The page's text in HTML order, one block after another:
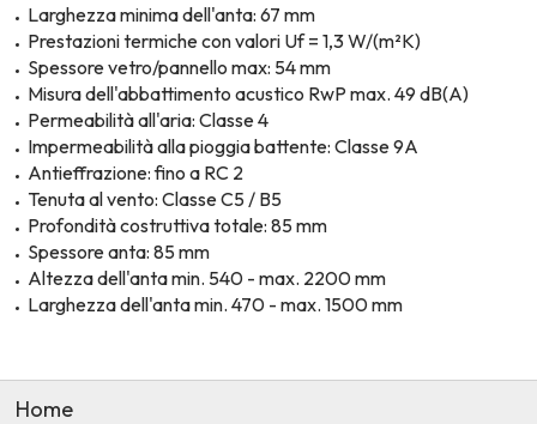
Larghezza minima dell'anta: 67 mm
Prestazioni termiche con valori Uf = 1,3 W/(m²K)
Spessore vetro/pannello max: 54 mm
Misura dell'abbattimento acustico RwP max. 49 dB(A)
Permeabilità all'aria: Classe 4
Impermeabilità alla pioggia battente: Classe 9A
Antieffrazione: fino a RC 2
Tenuta al vento: Classe C5 / B5
Profondità costruttiva totale: 85 mm
Spessore anta: 85 mm
Altezza dell'anta min. 540 - max. 2200 mm
Larghezza dell'anta min. 470 - max. 1500 mm
Home